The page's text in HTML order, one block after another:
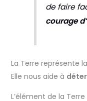
de faire
courage
La Terre représente la
Elle nous aide à
L’élément de la